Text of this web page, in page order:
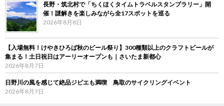
長野・筑北村で「ちくほくタイムトラベルスタンプラリー」開
催！謎解きを楽しみながら全17スポットを巡る
2026年8月8日
【入場無料！けやきひろば秋のビール祭り】300種類以上のクラフトビールが
集まる！土日祝日はアーリーオープンも｜さいたま新都心
2026年8月7日
日野川の風を感じて絶品ジビエも満喫 鳥取のサイクリングイベント
2026年8月7日